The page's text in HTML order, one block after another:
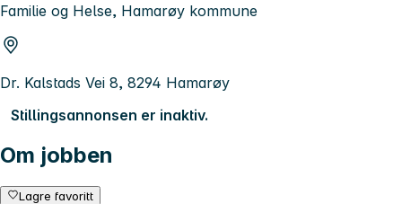
Familie og Helse, Hamarøy kommune
Dr. Kalstads Vei 8, 8294 Hamarøy
Stillingsannonsen er inaktiv.
Om jobben
Lagre favoritt